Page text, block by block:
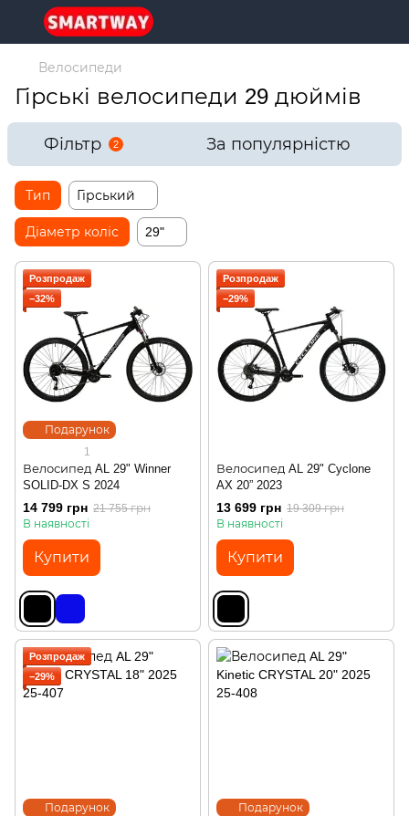
Велосипеди
Гірські велосипеди 29 дюймів
Фільтр 2 За популярністю
Тип Гірський
Діаметр коліс 29"
Подарунок
Розпродаж
−32%
1
Велосипед AL 29" Winner
SOLID-DX S 2024
14 799 грн 21 755 грн
В наявності
Купити
Розпродаж
−29%
Велосипед AL 29" Cyclone
AX 20” 2023
13 699 грн 19 309 грн
В наявності
Купити
Подарунок
Розпродаж
−29%
Подарунок